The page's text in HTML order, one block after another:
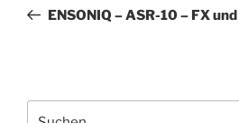
Beitrag
ENSONIQ – ASR-10 – FX